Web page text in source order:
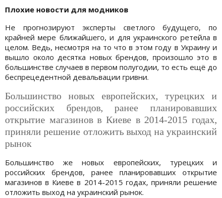
Плохие новости для модников
Не прогнозируют эксперты светлого будущего, по
крайней мере ближайшего, и для украинского ретейла в
целом. Ведь, несмотря на то что в этом году в Украину и
вышло около десятка новых брендов, произошло это в
большинстве случаев в первом полугодии, то есть ещё до
беспрецедентной девальвации гривни.
Большинство новых европейских, турецких и
российских брендов, ранее планировавших
открытие магазинов в Киеве в 2014-2015 годах,
приняли решение отложить выход на украинский
рынок
Большинство же новых европейских, турецких и
российских брендов, ранее планировавших открытие
магазинов в Киеве в 2014-2015 годах, приняли решение
отложить выход на украинский рынок.